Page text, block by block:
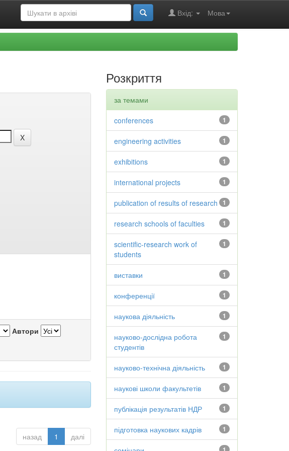
Мова
Вхід:
Автори
назад 1 далі
Розкриття
за темами
1
conferences
1
engineering activities
1
exhibitions
1
international projects
1
publication of results of research
1
research schools of faculties
1
scientific-research work of
students
1
виставки
1
конференції
1
наукова діяльність
1
науково-дослідна робота
студентів
1
науково-технічна діяльність
1
наукові школи факультетів
1
публікація результатів НДР
1
підготовка наукових кадрів